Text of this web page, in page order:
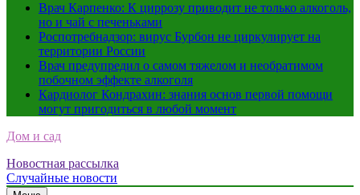
Врач Карпенко: К циррозу приводит не только алкоголь,
но и чай с печеньками
Роспотребнадзор: вирус Бурбон не циркулирует на
территории России
Врач предупредил о самом тяжелом и необратимом
побочном эффекте алкоголя
Кардиолог Кондрахин: знания основ первой помощи
могут пригодиться в любой момент
Дом и сад
Новостная рассылка
Случайные новости